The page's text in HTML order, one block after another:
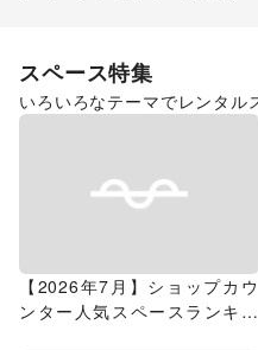
スペース特集
いろいろなテーマでレンタル
【2026年7月】ショップカウ
ンター人気スペースランキン